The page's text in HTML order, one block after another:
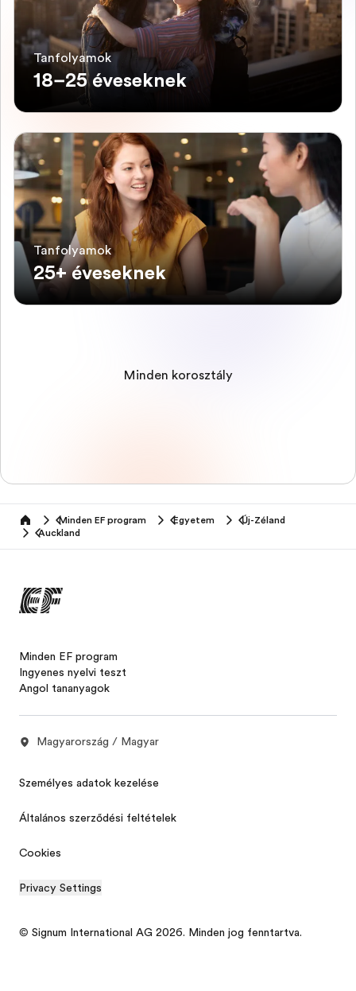
Tanfolyamok
18–25 éveseknek
Tanfolyamok
25+ éveseknek
Minden korosztály
home Minden EF program Egyetem
Új-Zéland
Auckland
Minden EF program
Ingyenes nyelvi teszt
Angol tananyagok
Magyarország / Magyar
Személyes adatok kezelése
Általános szerződési feltételek
Cookies
Privacy Settings
© Signum International AG 2026. Minden jog fenntartva.